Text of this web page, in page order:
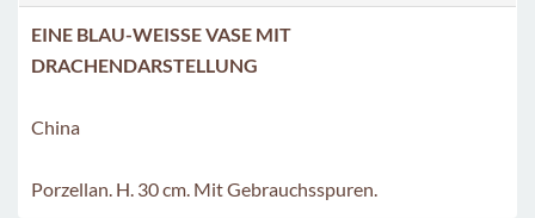
EINE BLAU-WEISSE VASE MIT
DRACHENDARSTELLUNG
China
Porzellan. H. 30 cm. Mit Gebrauchsspuren.